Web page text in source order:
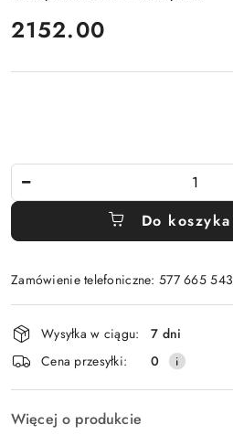
cena:
2152.00
Do koszyka
Zamówienie telefoniczne: 577 665 543
Wyślij
Dostępność
i
dostawa
Wysyłka w ciągu:
7 dni
Cena przesyłki:
0
Więcej o produkcie